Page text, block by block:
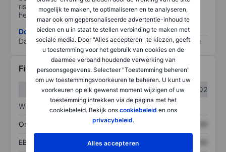
mogelijk te maken, te optimaliseren en te analyseren,
maar ook om gepersonaliseerde advertentie-inhoud te
bieden en u in staat te stellen verbinding te maken met
sociale media. Door "Alles accepteren" te kiezen, geeft
u toestemming voor het gebruik van cookies en de
daarmee verband houdende verwerking van
persoonsgegevens. Selecteer "Toestemming beheren"
om uw toestemmingsvoorkeuren te beheren. U kunt uw
voorkeuren op elk gewenst moment wijzigen of uw
toestemming intrekken via de pagina met het
cookiebeleid. Bekijk ons cookiebeleid en ons
privacybeleid.
Alles accepteren
risico, hoe beter (0 staat voor geen risico en 100 voor
het grootste risico).
Download de ESG-risicomethodologie
Data provided by
/
Financiële gegevens
Q1
Q2
Winst/verlies
Omzet XXXXXXX
EBITDA XXXXXXX